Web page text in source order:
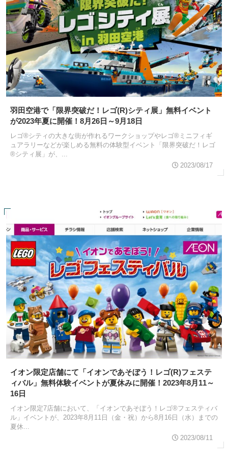
羽田空港で「限界突破だ！レゴ(R)シティ展」無料イベント
が2023年夏に開催！8月26日～9月18日
レゴ®シティの大きな街が作れるワークショップやレゴ®ミニフィギ
ュアラリーなどが楽しめる無料の体験型イベント「限界突破だ！レゴ
®シティ展」が、...
2023/08/17
イオン限定店舗にて「イオンであそぼう！レゴ(R)フェステ
ィバル」無料体験イベントが夏休みに開催！2023年8月11～
16日
イオン限定7店舗において、「イオンであそぼう！レゴ®フェスティバ
ル」イベントが、2023年8月11日（金・祝）から8月16日（水）までの
夏休...
2023/08/11